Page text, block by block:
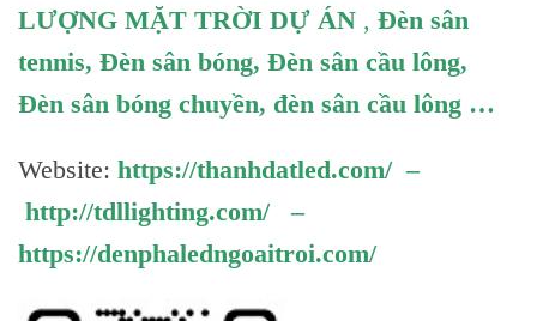
LƯỢNG MẶT TRỜI DỰ ÁN , Đèn sân
tennis, Đèn sân bóng, Đèn sân cầu lông,
Đèn sân bóng chuyền, đèn sân cầu lông …
Website: https://thanhdatled.com/ –
http://tdllighting.com/
–
https://denphaledngoaitroi.com/